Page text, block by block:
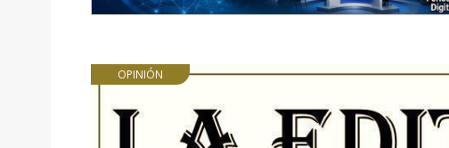
OPINIÓN